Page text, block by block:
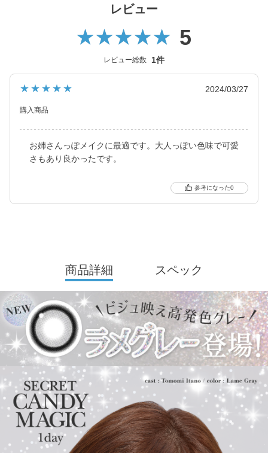
いる、盛れるカラコンといえばコレ！なロングセラーカラコンブ
DIA14.5mmの「盛れる」大きめサイズで、元祖ちゅるんカラコン
「キャンマジ3番」や王道黒コン「キャンマジ5番」をはじめ、平
コンなど、トレンドのカラコンを生み出し続けています。
2025年にはラメ入りカラコンが登場＆水光カラーは軸固定の回ら
ンズにリニューアル！
さらに待望の乱視用カラコン secretcandymagic toric（シークレッ
常に最旬の「盛れる」と「お客様のニーズ」をキャッチし、進化
レビュー
5
レビュー総数 1件
★★★★★ 2024/03/27
購入商品
お姉さんっぽメイクに最適です。大人っぽい色味で可愛
さもあり良かったです。
0
商品詳細 スペック